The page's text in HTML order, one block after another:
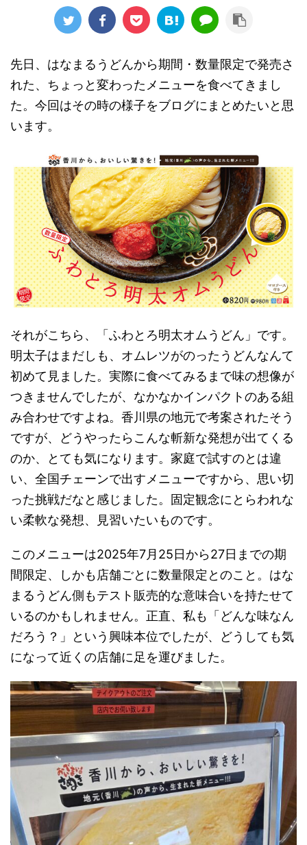
先日、はなまるうどんから期間・数量限定で発売さ
れた、ちょっと変わったメニューを食べてきまし
た。今回はその時の様子をブログにまとめたいと思
います。
それがこちら、「ふわとろ明太オムうどん」です。
明太子はまだしも、オムレツがのったうどんなんて
初めて見ました。実際に食べてみるまで味の想像が
つきませんでしたが、なかなかインパクトのある組
み合わせですよね。香川県の地元で考案されたそう
ですが、どうやったらこんな斬新な発想が出てくる
のか、とても気になります。家庭で試すのとは違
い、全国チェーンで出すメニューですから、思い切
った挑戦だなと感じました。固定観念にとらわれな
い柔軟な発想、見習いたいものです。
このメニューは2025年7月25日から27日までの期
間限定、しかも店舗ごとに数量限定とのこと。はな
まるうどん側もテスト販売的な意味合いを持たせて
いるのかもしれません。正直、私も「どんな味なん
だろう？」という興味本位でしたが、どうしても気
になって近くの店舗に足を運びました。